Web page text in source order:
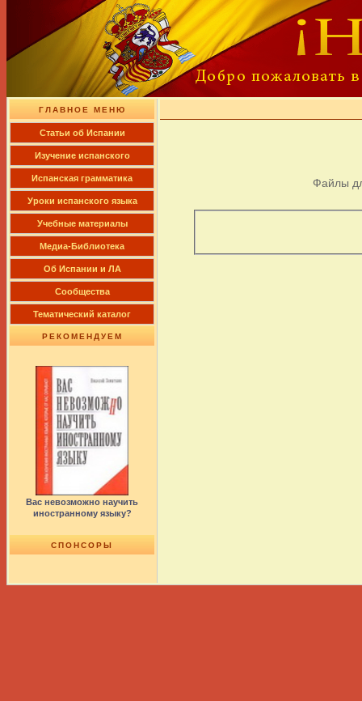
ГЛАВНОЕ МЕНЮ
Cтатьи об Испании
Изучение испанского
Испанская грамматика
Уроки испанского языка
Учебные материалы
Медиа-Библиотека
Об Испании и ЛА
Сообщества
Тематический каталог
РЕКОМЕНДУЕМ
Вас невозможно научить
иностранному языку?
СПОНСОРЫ
Файлы